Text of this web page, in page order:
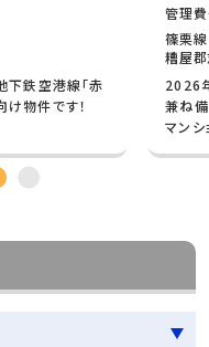
下鉄空港線「赤
物件です！
管理
篠栗
糟屋
2026
兼ね
マン